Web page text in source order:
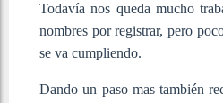
Todavía nos queda mucho
nombres por registrar, pero
se va cumpliendo.
Dando un paso mas también